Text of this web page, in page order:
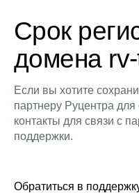
Срок
домена
Если вы хотите
партнеру Руцентра
контакты для связи с
поддержки.
Обратиться в